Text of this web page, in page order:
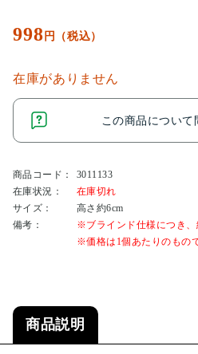
998 円（税込）
在庫がありません
この商品について
商品コード：
3011133
在庫状況：
在庫切れ
サイズ：
高さ約6cm
備考：
※ブラインド仕様につき、
※価格は1個あたりのもの
商品説明